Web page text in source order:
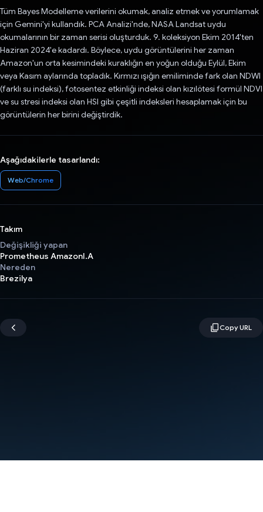
Tüm Bayes Modelleme verilerini okumak, analiz etmek ve yorumlamak
için Gemini'yi kullandık. PCA Analizi'nde, NASA Landsat uydu
okumalarının bir zaman serisi oluşturduk. 9. koleksiyon Ekim 2014'ten
Haziran 2024'e kadardı. Böylece, uydu görüntülerini her zaman
Amazon'un orta kesimindeki kuraklığın en yoğun olduğu Eylül, Ekim
veya Kasım aylarında topladık. Kırmızı ışığın emiliminde fark olan NDWI
(farklı su indeksi), fotosentez etkinliği indeksi olan kızılötesi formül NDVI
ve su stresi indeksi olan HSI gibi çeşitli indeksleri hesaplamak için bu
görüntülerin her birini değiştirdik.
Aşağıdakilerle tasarlandı:
Web/Chrome
Takım
Değişikliği yapan
Prometheus AmazonI.A
Nereden
Brezilya